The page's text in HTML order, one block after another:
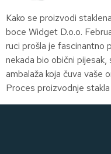
Kako se proizvodi
boce Widget D.o.o.
ruci prošla je fascinantno
nekada bio obični
ambalaža koja čuva vaše
Proces proizvodnje